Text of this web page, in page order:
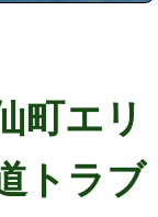
町エリ
トラブ